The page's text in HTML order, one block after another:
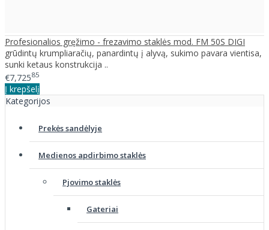
Profesionalios gręžimo - frezavimo staklės mod. FM 50S DIGI
grūdintų krumpliaračių, panardintų į alyvą, sukimo pavara vientisa,
sunki ketaus konstrukcija ..
€7,72585
Į krepšelį
Kategorijos
Prekės sandėlyje
Medienos apdirbimo staklės
Pjovimo staklės
Gateriai